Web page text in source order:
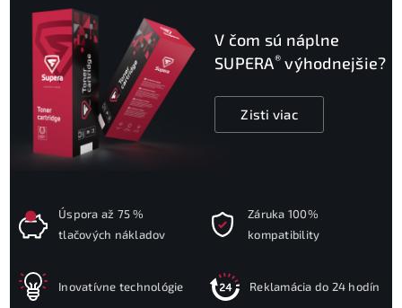
V čom sú náplne
SUPERA® výhodnejšie?
Zisti viac
Úspora až 75 %
tlačových nákladov
Záruka 100%
kompatibility
Inovatívne technológie Reklamácia do 24 hodín